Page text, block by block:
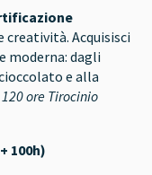
creatività. Acquisisci
moderna: dagli
e alla
ore Tirocinio
100h)